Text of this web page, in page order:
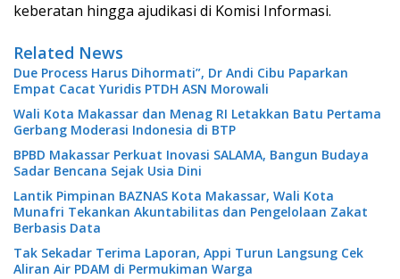
keberatan hingga ajudikasi di Komisi Informasi.
Related News
Due Process Harus Dihormati”, Dr Andi Cibu Paparkan
Empat Cacat Yuridis PTDH ASN Morowali
Wali Kota Makassar dan Menag RI Letakkan Batu Pertama
Gerbang Moderasi Indonesia di BTP
BPBD Makassar Perkuat Inovasi SALAMA, Bangun Budaya
Sadar Bencana Sejak Usia Dini
Lantik Pimpinan BAZNAS Kota Makassar, Wali Kota
Munafri Tekankan Akuntabilitas dan Pengelolaan Zakat
Berbasis Data
Tak Sekadar Terima Laporan, Appi Turun Langsung Cek
Aliran Air PDAM di Permukiman Warga